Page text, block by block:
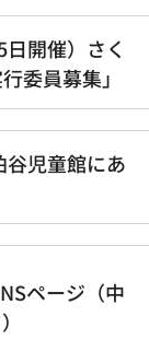
開催）さく
委員募集」
児童館にあ
ページ（中